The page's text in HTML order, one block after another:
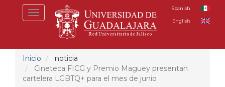
Toggle
navigation
Spanish
English
Inicio
noticia
Cineteca FICG y Premio Maguey presentan
cartelera LGBTQ+ para el mes de junio